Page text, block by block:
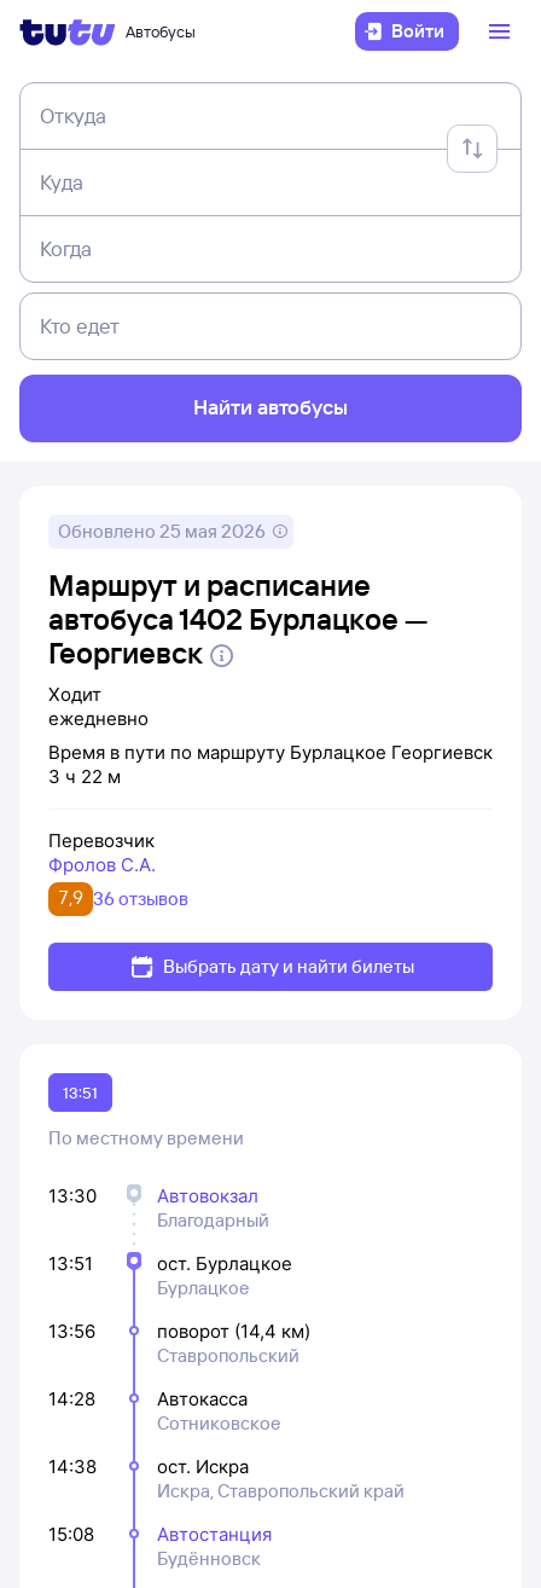
Автобусы Войти
Откуда
Куда
Когда
Кто едет
Найти автобусы
Обновлено 25 мая 2026
Маршрут и расписание
автобуса 1402 Бурлацкое —
Георгиевск
Ходит
ежедневно
Время в пути по маршруту Бурлацкое Георгиевск
3 ч 22 м
Перевозчик
Фролов С.А.
7,9 36 отзывов
Выбрать дату и найти билеты
13:51
По местному времени
13:30
Автовокзал
Благодарный
13:51
ост. Бурлацкое
Бурлацкое
13:56
поворот (14,4 км)
Ставропольский
14:28
Автокасса
Сотниковское
14:38
ост. Искра
Искра, Ставропольский край
15:08
Автостанция
Будённовск